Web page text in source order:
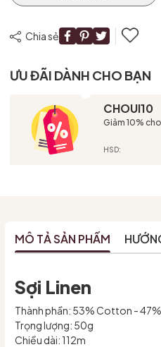
Chia sẻ
ƯU ĐÃI DÀNH CHO BẠN
CHOUI10
Giảm 10%
HSD:
MÔ TẢ SẢN PHẨM
Sợi Linen
Thành phần: 53% Cotton -
Trọng lượng: 50g
Chiều dài: 112m